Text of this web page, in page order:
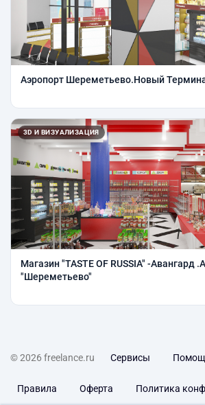
Аэропорт Шереметьево.Новый
3D И ВИЗУАЛИЗАЦИЯ
Магазин "TASTE OF RUSSIA" -Авангард
"Шереметьево"
© 2026 freelance.ru Сервисы
Правила Оферта Политика